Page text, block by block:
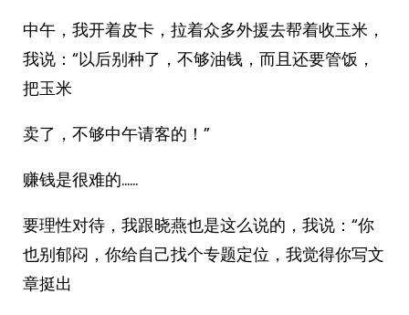
中午，我开着皮卡，拉着众多外援去帮着收玉米，
我说：“以后别种了，不够油钱，而且还要管饭，
把玉米
卖了，不够中午请客的！”
赚钱是很难的……
要理性对待，我跟晓燕也是这么说的，我说：“你
也别郁闷，你给自己找个专题定位，我觉得你写文
章挺出